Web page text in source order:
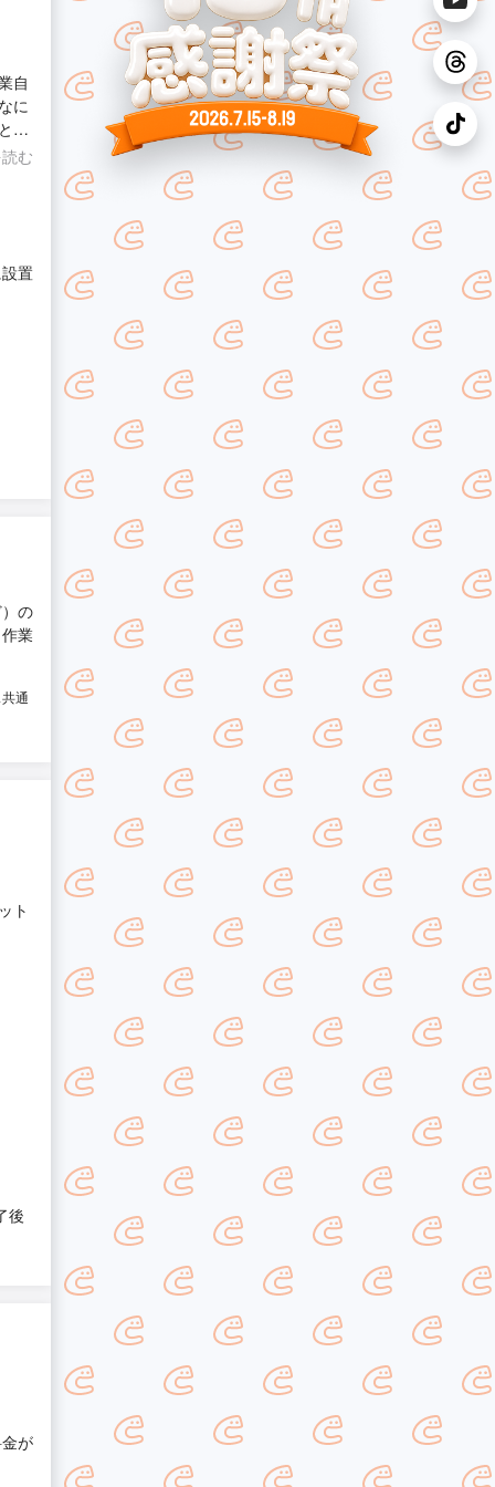
自
に
う
む
置
の
業
通
ト
後
が